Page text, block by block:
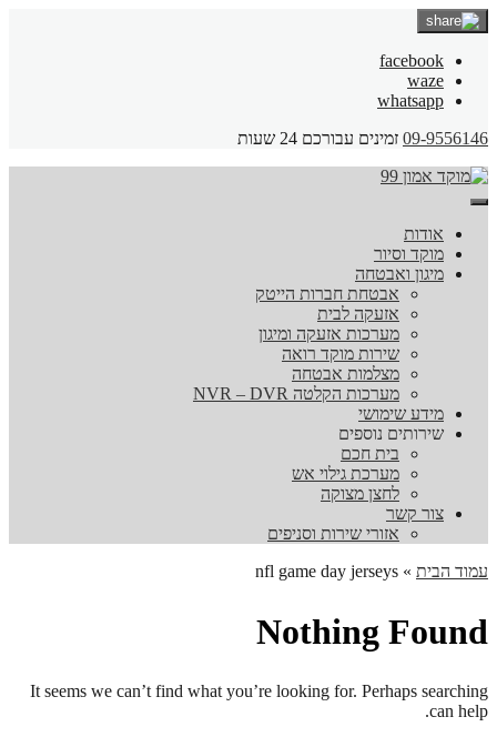
facebook
waze
whatsapp
09-9556146 זמינים עבורכם 24 שעות
אודות
מוקד וסיור
מיגון ואבטחה
אבטחת חברות הייטק
אזעקה לבית
מערכות אזעקה ומיגון
שירות מוקד רואה
מצלמות אבטחה
מערכות הקלטה NVR – DVR
מידע שימושי
שירותים נוספים
בית חכם
מערכת גילוי אש
לחצן מצוקה
צור קשר
אזורי שירות וסניפים
עמוד הבית »
nfl game day jerseys
Nothing Found
It seems we can’t find what you’re looking for. Perhaps searching
can help.